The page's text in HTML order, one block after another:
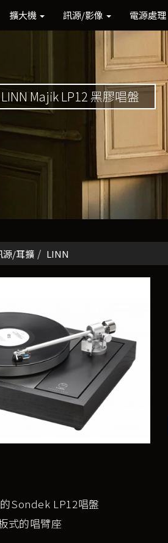
擴大機 訊源/影像 電源處理
LINN Majik LP12 黑膠唱盤
源/耳擴 LINN
Sondek LP12唱盤
式的唱臂座